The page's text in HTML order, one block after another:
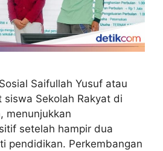
Saifullah Yusuf atau
siswa Sekolah Rakyat di
menunjukkan
setelah hampir dua
pendidikan. Perkembangan